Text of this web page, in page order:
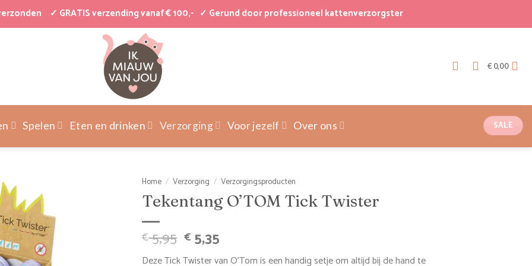
✓ GRATIS verzending vanaf € 100,- ✓ Gerund door professioneel kattenverzorgster
€ 0,00
Spelen Eten en drinken Verzorging Voor jezelf Over ons SALE
Home / Verzorging / Verzorgingsproducten
Tekentang O’TOM Tick Twister
€5,95 Oorspronkelijke
prijs
€ 5,35
prijs
Deze Tick Twister van O’Tom is een handig setje om altijd bij de hand te